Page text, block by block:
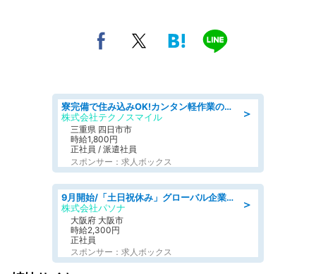
＞
寮完備で住み込みOK!カンタン軽作業のお仕事 denso aichi
株式会社テクノスマイル
三重県 四日市市
時給1,800円
正社員 / 派遣社員
スポンサー：求人ボックス
＞
9月開始/「土日祝休み」グローバル企業での産業保健のお仕事/保健師/高時給/残業なし/服装自由
株式会社パソナ
大阪府 大阪市
時給2,300円
正社員
スポンサー：求人ボックス